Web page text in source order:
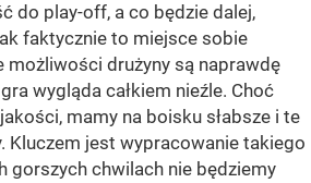
do play-off, a co będzie dalej,
faktycznie to miejsce sobie
możliwości drużyny są naprawdę
wygląda całkiem nieźle. Choć
mamy na boisku słabsze i te
Kluczem jest wypracowanie takiego
gorszych chwilach nie będziemy